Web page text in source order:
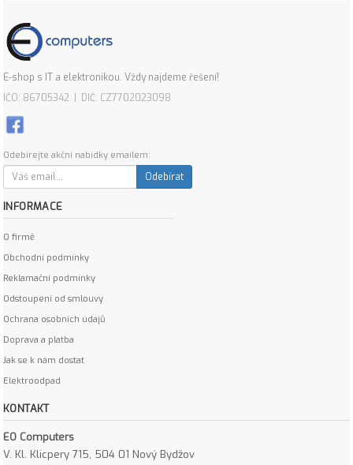
E-shop s IT a elektronikou. Vždy najdeme řešení!
IČO: 86705342 | DIČ: CZ7702023098
Odebírejte akční nabídky emailem:
Odebírat
INFORMACE
O firmě
Obchodní podmínky
Reklamační podmínky
Odstoupení od smlouvy
Ochrana osobních údajů
Doprava a platba
Jak se k nám dostat
Elektroodpad
KONTAKT
EO Computers
V. Kl. Klicpery 715, 504 01 Nový Bydžov